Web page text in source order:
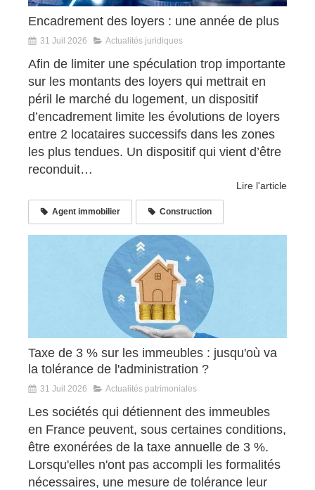
Encadrement des loyers : une année de plus
31 Juil 2026 Actualités juridiques
Afin de limiter une spéculation trop importante
sur les montants des loyers qui mettrait en
péril le marché du logement, un dispositif
d’encadrement limite les évolutions de loyers
entre 2 locataires successifs dans les zones
les plus tendues. Un dispositif qui vient d’être
reconduit…
Lire l'article
Agent immobilier Construction
Taxe de 3 % sur les immeubles : jusqu'où va
la tolérance de l'administration ?
31 Juil 2026 Actualités patrimoniales
Les sociétés qui détiennent des immeubles
en France peuvent, sous certaines conditions,
être exonérées de la taxe annuelle de 3 %.
Lorsqu'elles n'ont pas accompli les formalités
nécessaires, une mesure de tolérance leur